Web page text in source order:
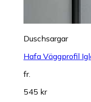
Duschsargar
Hafa Väggprofil
fr.
545 kr